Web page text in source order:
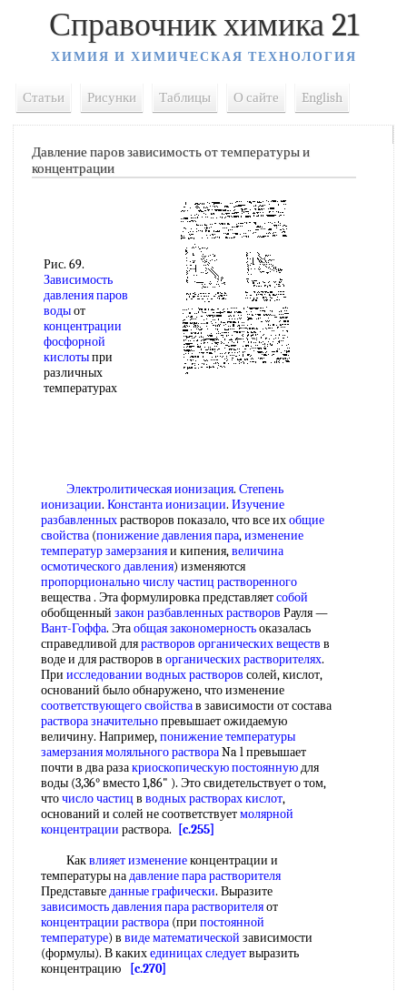
Справочник химика 21
ХИМИЯ И ХИМИЧЕСКАЯ ТЕХНОЛОГИЯ
Статьи Рисунки Таблицы О сайте English
Давление паров зависимость от температуры и
концентрации
Рис. 69.
Зависимость
давления паров
водыот
концентрации
фосфорной
кислотыпри
различных
температурах
Электролитическая ионизация. Степень
ионизации. Константа ионизации. Изучение
разбавленныхрастворов показало, что все ихобщие
свойства (понижение давления пара,изменение
температур замерзанияи кипения,величина
осмотического давления) изменяются
пропорционально числучастиц растворенного
вещества . Эта формулировка представляетсобой
обобщенный закон разбавленных растворов Рауля —
Вант-Гоффа. Этаобщая закономерностьоказалась
справедливой длярастворов органических веществ в
воде и для растворов в органических растворителях.
При исследовании водных растворов солей, кислот,
оснований было обнаружено, что изменение
соответствующего свойствав зависимости от состава
раствора значительнопревышает ожидаемую
величину. Например,понижение температуры
замерзаниямоляльного раствораNa l превышает
почти в два разакриоскопическую постояннуюдля
воды (3,36° вместо 1,86" ). Это свидетельствует о том,
чточисло частиц в водных растворах кислот,
оснований и солей не соответствуетмолярной
концентрации раствора.
[c.255]
Каквлияет изменениеконцентрации и
температуры надавление пара растворителя
Представьтеданные графически. Выразите
зависимость давления пара растворителяот
концентрации раствора (при постоянной
температуре) в виде математической зависимости
(формулы). В какихединицах следуетвыразить
концентрацию
[c.270]